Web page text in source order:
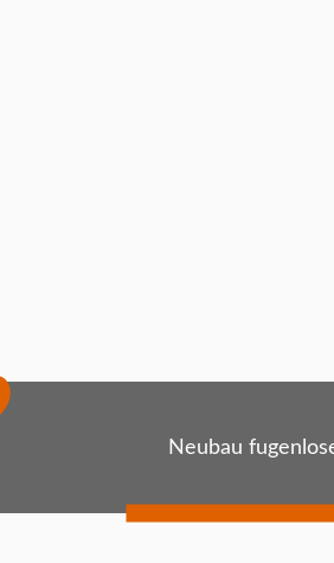
Neubau